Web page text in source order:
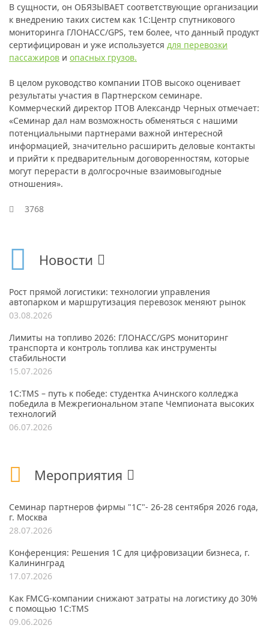
В сущности, он ОБЯЗЫВАЕТ соответствующие организации
к внедрению таких систем как 1C:Центр спутникового
мониторинга ГЛОНАСС/GPS, тем более, что данный продукт
сертифицирован и уже используется для перевозки
пассажиров и опасных грузов.
В целом руководство компании ITOB высоко оценивает
результаты участия в Партнерском семинаре.
Коммерческий директор ITOB Александр Черных отмечает:
«Семинар дал нам возможность обменяться с нашими
потенциальными партнерами важной интересной
информацией, значительно расширить деловые контакты
и прийти к предварительным договоренностям, которые
могут перерасти в долгосрочные взаимовыгодные
отношения».
3768
Новости
Рост прямой логистики: технологии управления
автопарком и маршрутизация перевозок меняют рынок
03.08.2026
Лимиты на топливо 2026: ГЛОНАСС/GPS мониторинг
транспорта и контроль топлива как инструменты
стабильности
15.07.2026
1С:TMS – путь к победе: студентка Ачинского колледжа
победила в Межрегиональном этапе Чемпионата высоких
технологий
06.07.2026
Мероприятия
Семинар партнеров фирмы "1С"- 26-28 сентября 2026 года,
г. Москва
28.07.2026
Конференция: Решения 1С для цифровизации бизнеса, г.
Калининград
17.07.2026
Как FMCG-компании снижают затраты на логистику до 30%
с помощью 1С:TMS
09.06.2026